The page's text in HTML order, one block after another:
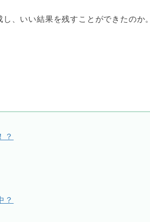
、いい結果を残すことができたのか。
？
？